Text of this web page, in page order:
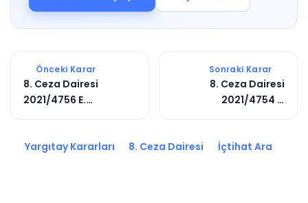
Önceki Karar
8. Ceza Dairesi
2021/4756 E.
Sonraki Karar
8. Ceza Dairesi
2021/4754 E.
Yargıtay Kararları 8. Ceza Dairesi İçtihat Ara